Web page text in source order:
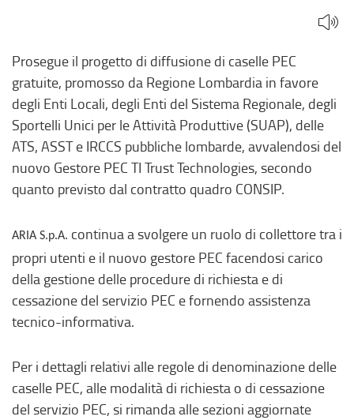
Prosegue il progetto di diffusione di caselle PEC
gratuite, promosso da Regione Lombardia in favore
degli Enti Locali, degli Enti del Sistema Regionale, degli
Sportelli Unici per le Attività Produttive (SUAP), delle
ATS, ASST e IRCCS pubbliche lombarde, avvalendosi del
nuovo Gestore PEC TI Trust Technologies, secondo
quanto previsto dal contratto quadro CONSIP.
ARIA S.p.A. continua a svolgere un ruolo di collettore tra i
propri utenti e il nuovo gestore PEC facendosi carico
della gestione delle procedure di richiesta e di
cessazione del servizio PEC e fornendo assistenza
tecnico-informativa.
Per i dettagli relativi alle regole di denominazione delle
caselle PEC, alle modalità di richiesta o di cessazione
del servizio PEC, si rimanda alle sezioni aggiornate